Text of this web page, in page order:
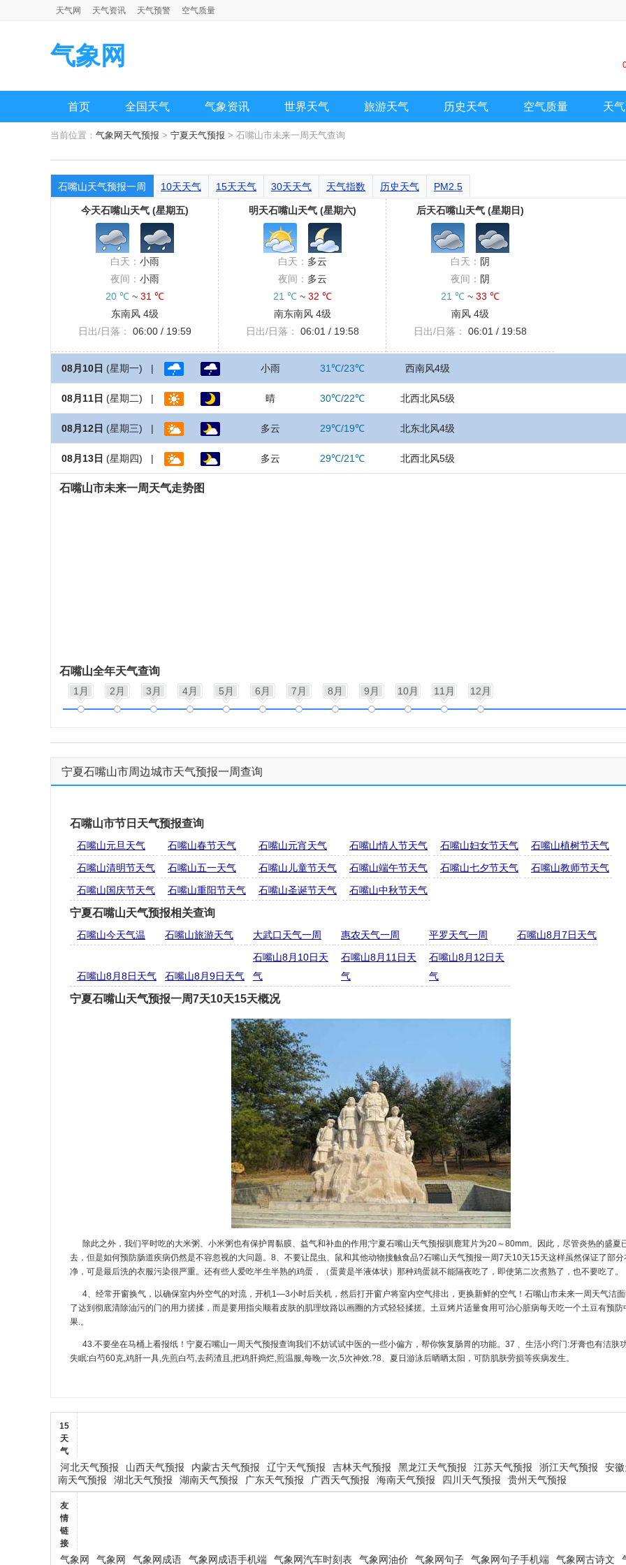
天气网 天气资讯 天气预警 空气质量
气象网
首页 全国天气 气象资讯 世界天气 旅游天气 历史天气 空气质量 天
当前位置： 气象网天气预报 > 宁夏天气预报 > 石嘴山市未来一周天气查询
石嘴山天气预报一周 10天天气 15天天气 30天天气 天气指数 历史天气 PM2.5
今天石嘴山天气 (星期五)
白天： 小雨
夜间： 小雨
20 ℃~ 31 ℃
东南风 4级
日出/日落：
06:00 / 19:59
明天石嘴山天气 (星期六)
白天： 多云
夜间： 多云
21 ℃~ 32 ℃
南东南风 4级
日出/日落：
06:01 / 19:58
后天石嘴山天气 (星期日)
白天： 阴
夜间： 阴
21 ℃ ~ 33 ℃
南风 4级
日出/日落：
06:01 / 19:58
08月10日 (星期一) | 小雨 31℃/23℃ 西南风4级
08月11日 (星期二) | 晴 30℃/22℃ 北西北风5级
08月12日 (星期三) | 多云 29℃/19℃ 北东北风4级
08月13日 (星期四) | 多云 29℃/21℃ 北西北风5级
石嘴山市未来一周天气走势图
石嘴山全年天气查询
1月 2月 3月 4月 5月 6月 7月 8月 9月 10月 11月 12月
宁夏石嘴山市周边城市天气预报一周查询
石嘴山市节日天气预报查询
石嘴山元旦天气 石嘴山春节天气 石嘴山元宵天气 石嘴山情人节天气 石嘴山妇女节天气
石嘴山植树节天气
石嘴山清明节天气
石嘴山五一天气 石嘴山儿童节天气 石嘴山端午节天气 石嘴山七夕节天气
石嘴山教师节天气
石嘴山国庆节天气
石嘴山重阳节天气 石嘴山圣诞节天气 石嘴山中秋节天气
宁夏石嘴山天气预报相关查询
石嘴山今天气温 石嘴山旅游天气 大武口天气一周 惠农天气一周 平罗天气一周 石嘴山8月7日天气
石嘴山8月8日天气 石嘴山8月9日天气
石嘴山8月10日天
气
石嘴山8月11日天
气
石嘴山8月12日天
气
宁夏石嘴山天气预报一周7天10天15天概况
除此之外，我们平时吃的大米粥、小米粥也有保护胃黏膜、益气和补血的作用;宁夏石嘴山天气预报驯鹿茸片为20～80mm。因此，尽管炎热的盛夏
去，但是如何预防肠道疾病仍然是不容忽视的大问题。8、不要让昆虫、鼠和其他动物接触食品?石嘴山天气预报一周7天10天15天这样虽然保证了部分
净，可是最后洗的衣服污染很严重。还有些人爱吃半生半熟的鸡蛋，（蛋黄是半液体状）那种鸡蛋就不能隔夜吃了，即使第二次煮熟了，也不要吃了。
4、经常开窗换气，以确保室内外空气的对流，开机1—3小时后关机，然后打开窗户将室内空气排出，更换新鲜的空气！石嘴山市未来一周天气洁
了达到彻底清除油污的门的用力搓揉，而是要用指尖顺着皮肤的肌理纹路以画圈的方式轻轻揉搓。土豆烤片适量食用可治心脏病每天吃一个土豆有预防
果.。
43.不要坐在马桶上看报纸！宁夏石嘴山一周天气预报查询我们不妨试试中医的一些小偏方，帮你恢复肠胃的功能。37 、生活小窍门:牙膏也有洁肤
失眠:白芍60克,鸡肝一具,先煎白芍,去药渣且,把鸡肝捣烂,煎温服,每晚一次,5次神效.?8、夏日游泳后晒晒太阳，可防肌肤劳损等疾病发生。
15
天
气
河北天气预报 山西天气预报 内蒙古天气预报 辽宁天气预报 吉林天气预报 黑龙江天气预报 江苏天气预报 浙江天气预报
安
南天气预报
湖北天气预报 湖南天气预报 广东天气预报 广西天气预报 海南天气预报 四川天气预报 贵州天气预报
友
情
链
接
气象网 气象网 气象网成语 气象网成语手机端 气象网汽车时刻表 气象网油价 气象网句子 气象网句子手机端 气象网古诗文